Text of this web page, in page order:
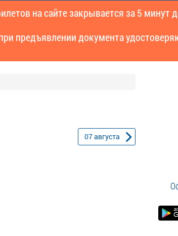
на сайте закрывается за 5 минут
предъявлении документа
07августа